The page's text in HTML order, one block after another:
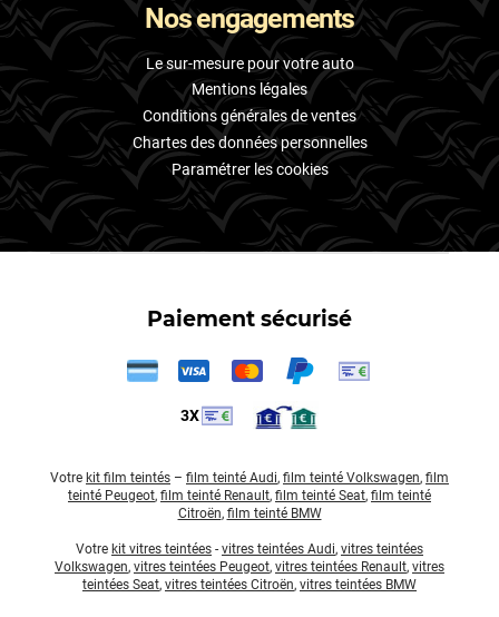
Nos engagements
Le sur-mesure pour votre auto
Mentions légales
Conditions générales de ventes
Chartes des données personnelles
Paramétrer les cookies
Paiement sécurisé
3X
Votre kit film teintés – film teinté Audi, film teinté Volkswagen, film
teinté Peugeot, film teinté Renault, film teinté Seat, film teinté
Citroën, film teinté BMW
Votre kit vitres teintées - vitres teintées Audi, vitres teintées
Volkswagen, vitres teintées Peugeot, vitres teintées Renault, vitres
teintées Seat, vitres teintées Citroën, vitres teintées BMW